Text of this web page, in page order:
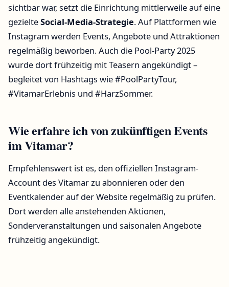
sichtbar war, setzt die Einrichtung mittlerweile auf eine
gezielteSocial-Media-Strategie. Auf Plattformen wie
Instagram werden Events, Angebote und Attraktionen
regelmäßig beworben. Auch die Pool-Party 2025
wurde dort frühzeitig mit Teasern angekündigt –
begleitet von Hashtags wie #PoolPartyTour,
#VitamarErlebnis und #HarzSommer.
Wie erfahre ich von zukünftigen Events
im Vitamar?
Empfehlenswert ist es, den offiziellen Instagram-
Account des Vitamar zu abonnieren oder den
Eventkalender auf der Website regelmäßig zu prüfen.
Dort werden alle anstehenden Aktionen,
Sonderveranstaltungen und saisonalen Angebote
frühzeitig angekündigt.